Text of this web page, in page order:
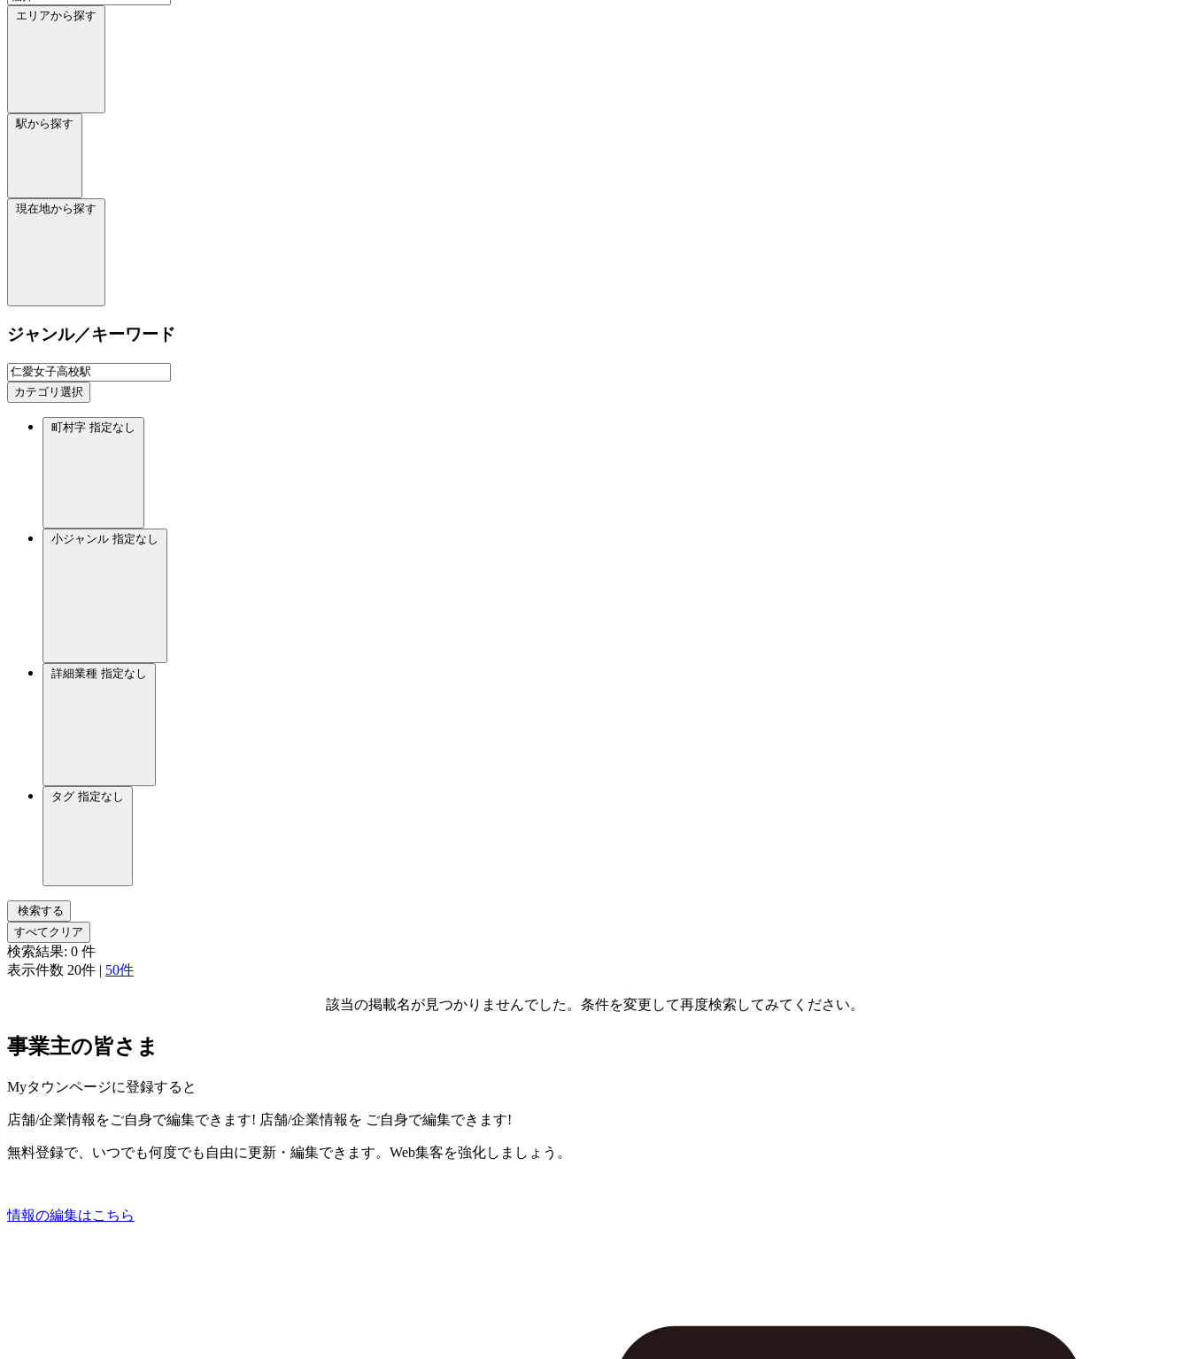
エリアから探す
駅から探す
現在地から探す
ジャンル／キーワード
カテゴリ選択
町村字 指定なし
小ジャンル 指定なし
詳細業種 指定なし
タグ 指定なし
検索する
すべてクリア
検索結果: 0 件
表示件数 20件 | 50件
該当の掲載名が見つかりませんでした。条件を変更して再度検索してみてください。
事業主の皆さま
Myタウンページに登録すると
店舗/企業情報をご自身で編集できます! 店舗/企業情報を ご自身で編集できます!
無料登録で、いつでも何度でも自由に更新・編集できます。Web集客を強化しましょう。
情報の編集はこちら